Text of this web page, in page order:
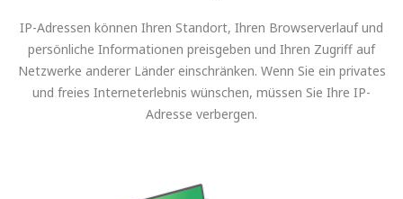
IP-Adressen können Ihren Standort, Ihren Browserverlauf und
persönliche Informationen preisgeben und Ihren Zugriff auf
Netzwerke anderer Länder einschränken. Wenn Sie ein privates
und freies Interneterlebnis wünschen, müssen Sie Ihre IP-
Adresse verbergen.